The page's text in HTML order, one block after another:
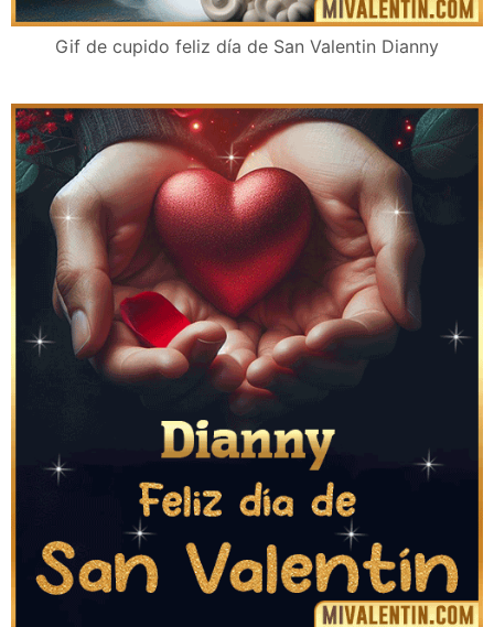
Gif de cupido feliz día de San Valentin Dianny